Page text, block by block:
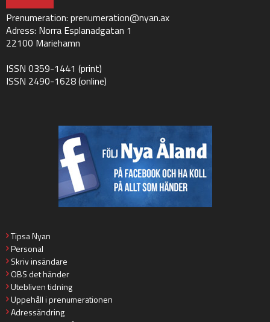
Prenumeration: prenumeration@nyan.ax
Adress: Norra Esplanadgatan 1
22100 Mariehamn
ISSN 0359-1441 (print)
ISSN 2490-1628 (online)
Tipsa Nyan
Personal
Skriv insändare
OBS det händer
Utebliven tidning
Uppehåll i prenumerationen
Adressändring